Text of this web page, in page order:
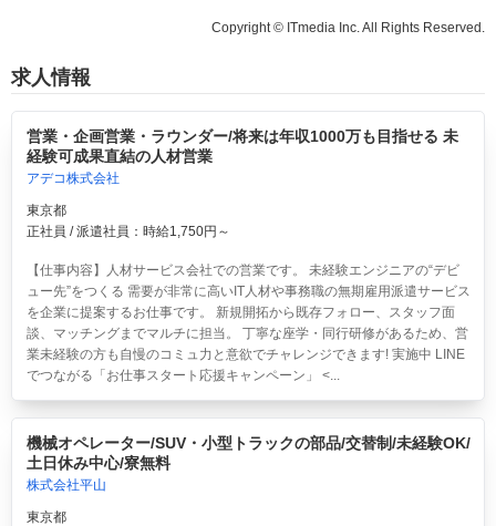
Copyright © ITmedia Inc. All Rights Reserved.
求人情報
営業・企画営業・ラウンダー/将来は年収1000万も目指せる 未
経験可成果直結の人材営業
アデコ株式会社
東京都
正社員 / 派遣社員：時給1,750円～
【仕事内容】人材サービス会社での営業です。 未経験エンジニアの“デビ
ュー先”をつくる 需要が非常に高いIT人材や事務職の無期雇用派遣サービス
を企業に提案するお仕事です。 新規開拓から既存フォロー、スタッフ面
談、マッチングまでマルチに担当。 丁寧な座学・同行研修があるため、営
業未経験の方も自慢のコミュ力と意欲でチャレンジできます! 実施中 LINE
でつながる「お仕事スタート応援キャンペーン」 <...
機械オペレーター/SUV・小型トラックの部品/交替制/未経験OK/
土日休み中心/寮無料
株式会社平山
東京都